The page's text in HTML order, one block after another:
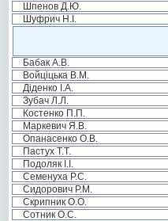
Шпенов Д.Ю.
Шуфрич Н.І.
Бабак А.В.
Войціцька В.М.
Діденко І.А.
Зубач Л.Л.
Костенко П.П.
Маркевич Я.В.
Опанасенко О.В.
Пастух Т.Т.
Подоляк І.І.
Семенуха Р.С.
Сидорович Р.М.
Скрипник О.О.
Сотник О.С.